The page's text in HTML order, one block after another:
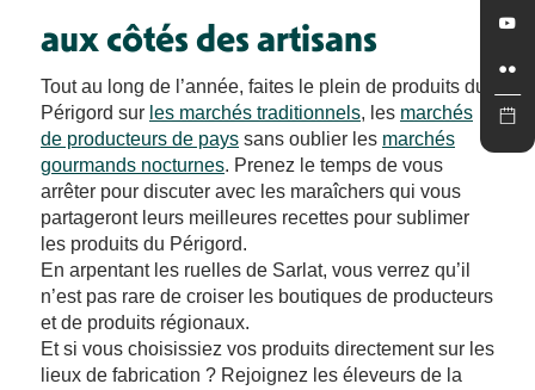
aux côtés des artisans
Tout au long de l’année, faites le plein de produits du
Périgord sur les marchés traditionnels, les marchés
de producteurs de pays sans oublier les marchés
gourmands nocturnes. Prenez le temps de vous
arrêter pour discuter avec les maraîchers qui vous
partageront leurs meilleures recettes pour sublimer
les produits du Périgord.
En arpentant les ruelles de Sarlat, vous verrez qu’il
n’est pas rare de croiser les boutiques de producteurs
et de produits régionaux.
Et si vous choisissiez vos produits directement sur les
lieux de fabrication ? Rejoignez les éleveurs de la